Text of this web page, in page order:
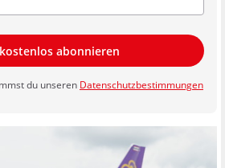
abonnieren
du unseren Datenschutzbestimmungen